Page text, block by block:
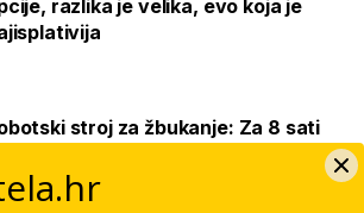
razlika je velika, evo koja je
stroj za žbukanje: Za 8 sati
dva bauštelca